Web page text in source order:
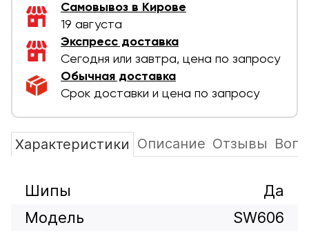
Самовывоз в Кирове
19 августа
Экспресс доставка
Сегодня или завтра, цена по запросу
Обычная доставка
Срок доставки и цена по запросу
Характеристики Описание Отзывы
Шипы
Да
Модель
SW606